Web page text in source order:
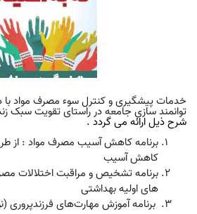
خدمات پیشگیری و کنترل سوء مصرف مواد
توانمند سازی جامعه در راستای تقویت سبک
شرح ذیل ارائه می گردد .
برنامه کاهش آسیب مصرف مواد : از
کاهش آسیب
برنامه تشخیص و مراقبت اختلالات
های اولیه بهداشتی
ﺑﺮﻧﺎﻣﻪ آﻣﻮزش ﻣﻬﺎرتﻫﺎی ﻓﺮزﻧﺪﭘﺮوری